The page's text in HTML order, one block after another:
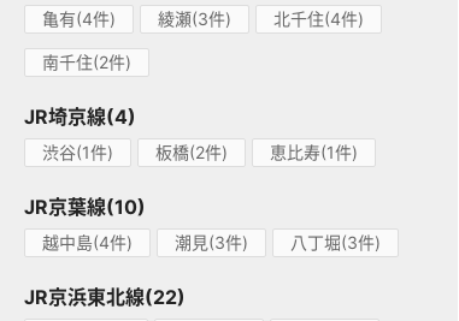
亀有(4件) 綾瀬(3件) 北千住(4件)
南千住(2件)
JR埼京線(4)
渋谷(1件) 板橋(2件) 恵比寿(1件)
JR京葉線(10)
越中島(4件) 潮見(3件) 八丁堀(3件)
JR京浜東北線(22)